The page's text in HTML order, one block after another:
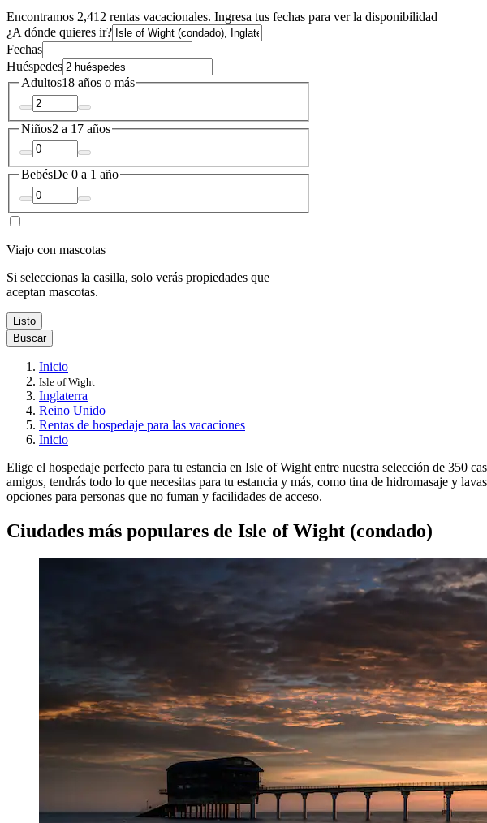
Encontramos 2,412 rentas vacacionales. Ingresa tus fechas para ver la disponibilidad
¿A dónde quieres ir?
Fechas
Huéspedes
Adultos18 años o más
Niños2 a 17 años
BebésDe 0 a 1 año
Viajo con mascotas
Si seleccionas la casilla, solo verás propiedades que
aceptan mascotas.
Listo
Buscar
Inicio
Isle of Wight
Inglaterra
Reino Unido
Rentas de hospedaje para las vacaciones
Inicio
Elige el hospedaje perfecto para tu estancia en Isle of Wight entre nuestra selección de 350
amigos, tendrás todo lo que necesitas para tu estancia y más, como tina de hidromasaje y
opciones para personas que no fuman y facilidades de acceso.
Ciudades más populares de Isle of Wight (condado)